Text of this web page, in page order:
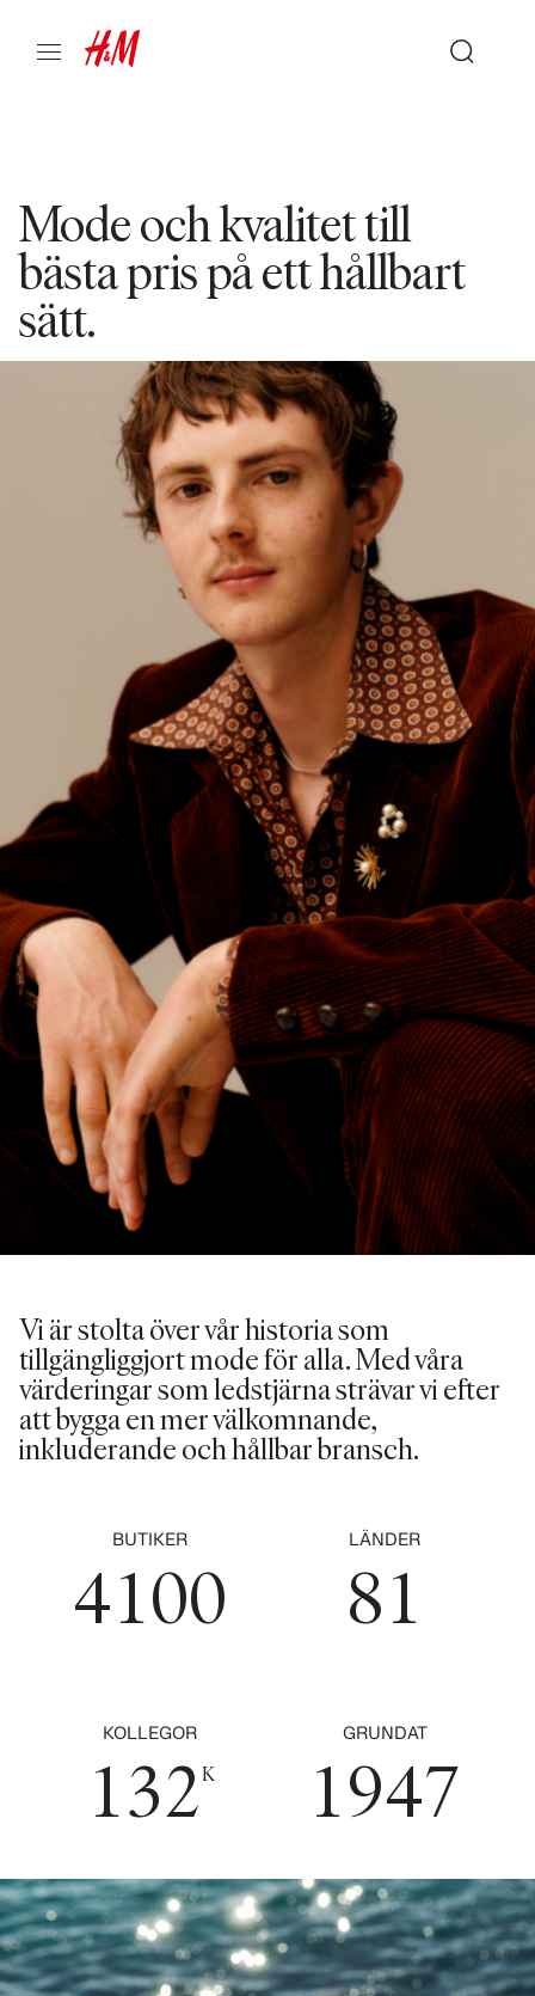
Mode och kvalitet till
bästa pris på ett hållbart
sätt.
Vi är stolta över vår historia som
tillgängliggjort mode för alla. Med våra
värderingar som ledstjärna strävar vi efter
att bygga en mer välkomnande,
inkluderande och hållbar bransch.
BUTIKER
0
1
2
4
0
100
LÄNDER
0
1
2
3
4
5
6
7
8
0
1
KOLLEGOR
0
1
0
2
3
1
2K
GRUNDAT
0
1
0
1
2
3
5
6
8
9
0
1
3
4
0
6
7